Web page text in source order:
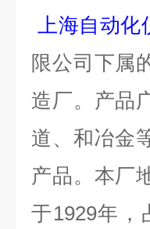
上海自动化
限公司下属
造厂。产品
道、和冶金
产品。本厂
于1929年，